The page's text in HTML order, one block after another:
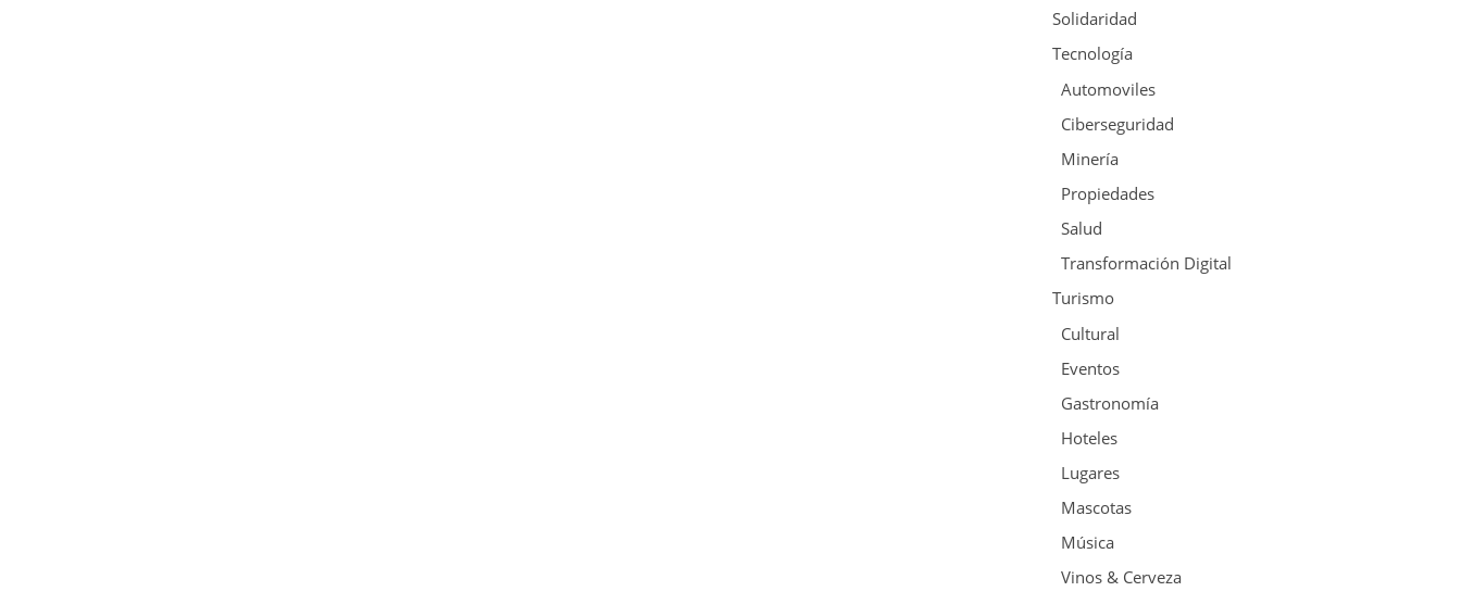
Solidaridad
Tecnología
Automoviles
Ciberseguridad
Minería
Propiedades
Salud
Transformación Digital
Turismo
Cultural
Eventos
Gastronomía
Hoteles
Lugares
Mascotas
Música
Vinos & Cerveza